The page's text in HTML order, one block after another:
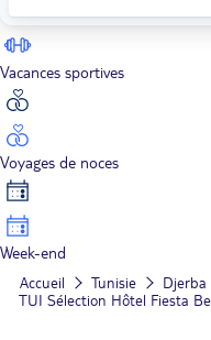
Vacances sportives
Voyages de noces
Week-end
Accueil Tunisie
Djerba
TUI Sélection Hôtel Fiesta